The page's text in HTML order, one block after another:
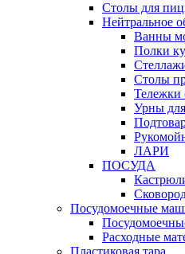
Столы для
Нейтральное
Ванны
Полки
Столы
Тележки
Урны
ЛАРИ
ПОСУДА
Посудомоечные
Расходные
Пластиковая тара